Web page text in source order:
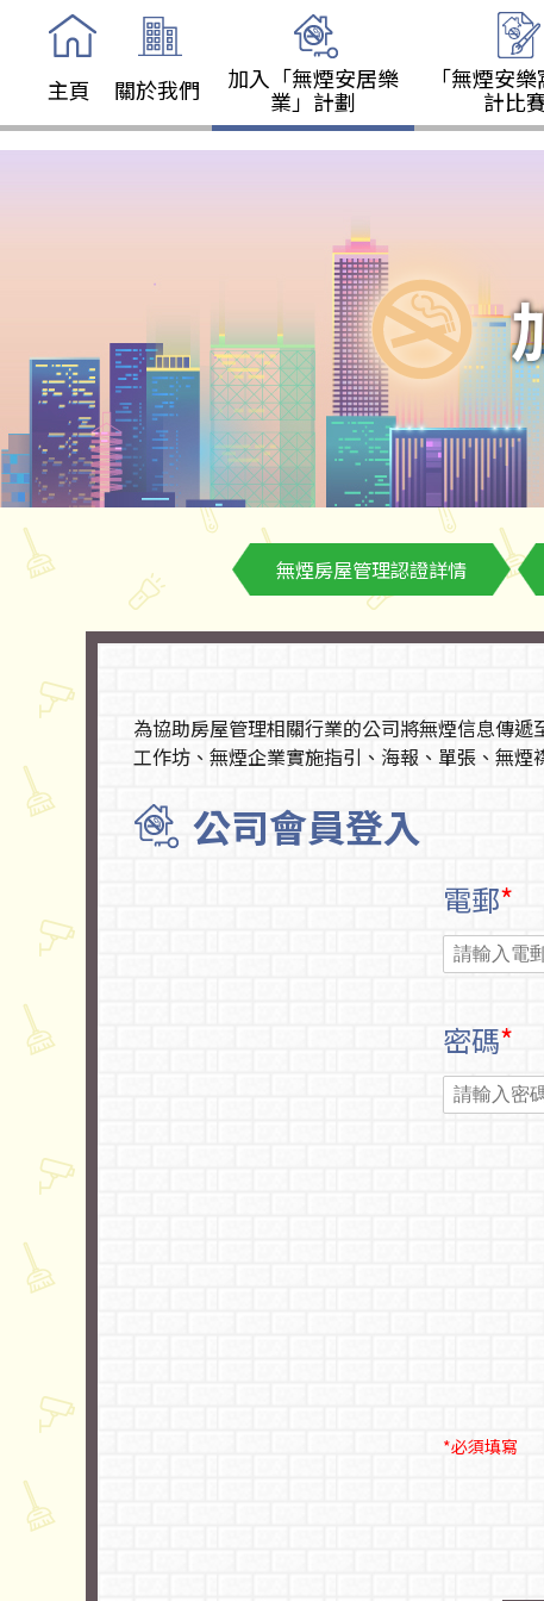
主頁 關於我們 加入「無煙安居樂
業」計劃
「無煙安
計比
無煙房屋管理認證詳情
為協助房屋管理相關行業的公司將無煙信息傳
工作坊、無煙企業實施指引、海報、單張、無
公司會員登入
電郵*
密碼*
*必須填寫